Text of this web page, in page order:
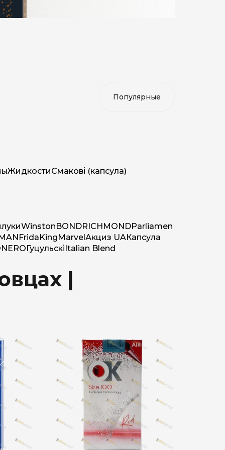
ЖидкостиСмакові (капсула)
WinstonBONDRICHMONDParliamen
FridaKingMarvelАкциз UAКапсула
NEROГуцульскіItalian Blend
|